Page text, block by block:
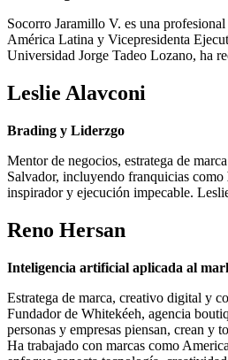
Socorro Jaramillo V. es una
América Latina y Vicepresidenta
Universidad Jorge Tadeo Lozano, ha
Leslie Alavconi
Brading y Liderzgo
Mentor de negocios, estratega de
Salvador, incluyendo franquicias como
inspirador y ejecución impecable.
Reno Hersan
Inteligencia artificial aplicada al
Estratega de marca, creativo digital y
Fundador de Whitekéeh, agencia
personas y empresas piensan, crean y
Ha trabajado con marcas como